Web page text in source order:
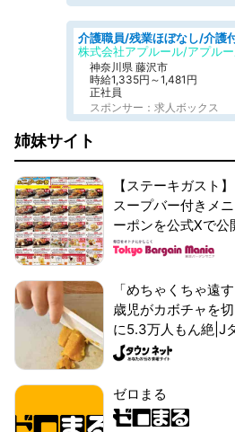
株式会社アプルール/アプル
神奈川県 藤沢市
時給1,335円～1,481円
正社員
スポンサー：求人ボックス
姉妹サイト
【ステーキガスト
スープバー付きメ
ーポンを公式Xで公
「めちゃくちゃ遠
歳児がカボチャを
に5.3万人もん絶|J
ゼロまる